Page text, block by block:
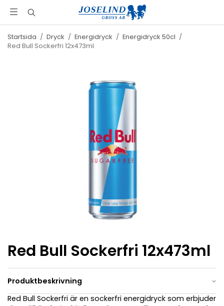
Startsida / Dryck / Energidryck / Energidryck 50cl /
Red Bull Sockerfri 12x473ml
Red Bull Sockerfri 12x473ml
Produktbeskrivning
Red Bull Sockerfri är en sockerfri energidryck som erbjuder